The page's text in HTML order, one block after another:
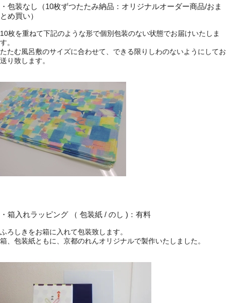
・包装なし（10枚ずつたたみ納品：オリジナルオーダー商品/おま
とめ買い）
10枚を重ねて下記のような形で個別包装のない状態でお届けいたしま
す。
たたむ風呂敷のサイズに合わせて、できる限りしわのないようにしてお
送り致します。
・箱入れラッピング （ 包装紙 / のし )：有料
ふろしきをお箱に入れて包装致します。
箱、包装紙ともに、京都のれんオリジナルで製作いたしました。